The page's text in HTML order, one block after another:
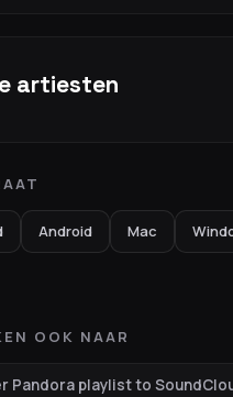
artiesten
Android Mac
OOK NAAR
Pandora playlist to